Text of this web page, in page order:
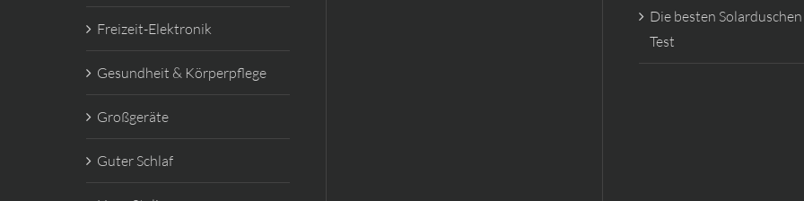
Freizeit-Elektronik
Gesundheit & Körperpflege
Großgeräte
Guter Schlaf
Die besten
Test